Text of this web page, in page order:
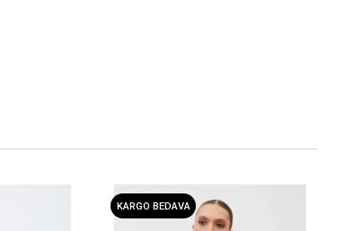
KARGO BEDAVA